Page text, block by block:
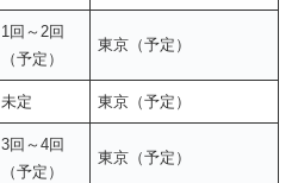
1回～2回
（予定）
東京（予定）
未定 東京（予定）
3回～4回
（予定）
東京（予定）